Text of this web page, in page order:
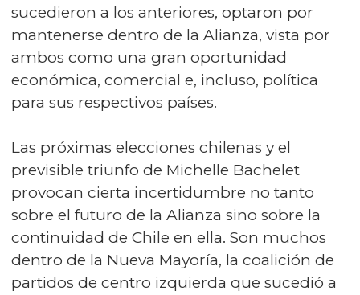
sucedieron a los anteriores, optaron por
mantenerse dentro de la Alianza, vista por
ambos como una gran oportunidad
económica, comercial e, incluso, política
para sus respectivos países.
Las próximas elecciones chilenas y el
previsible triunfo de Michelle Bachelet
provocan cierta incertidumbre no tanto
sobre el futuro de la Alianza sino sobre la
continuidad de Chile en ella. Son muchos
dentro de la Nueva Mayoría, la coalición de
partidos de centro izquierda que sucedió a